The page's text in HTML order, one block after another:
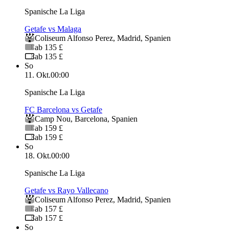
Spanische La Liga
Getafe vs Malaga
Coliseum Alfonso Perez, Madrid, Spanien
ab 135 £
ab 135 £
So
11. Okt.00:00
Spanische La Liga
FC Barcelona vs Getafe
Camp Nou, Barcelona, Spanien
ab 159 £
ab 159 £
So
18. Okt.00:00
Spanische La Liga
Getafe vs Rayo Vallecano
Coliseum Alfonso Perez, Madrid, Spanien
ab 157 £
ab 157 £
So